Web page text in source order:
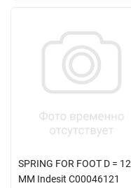
SPRING FOR FOOT D = 12
MM Indesit C00046121